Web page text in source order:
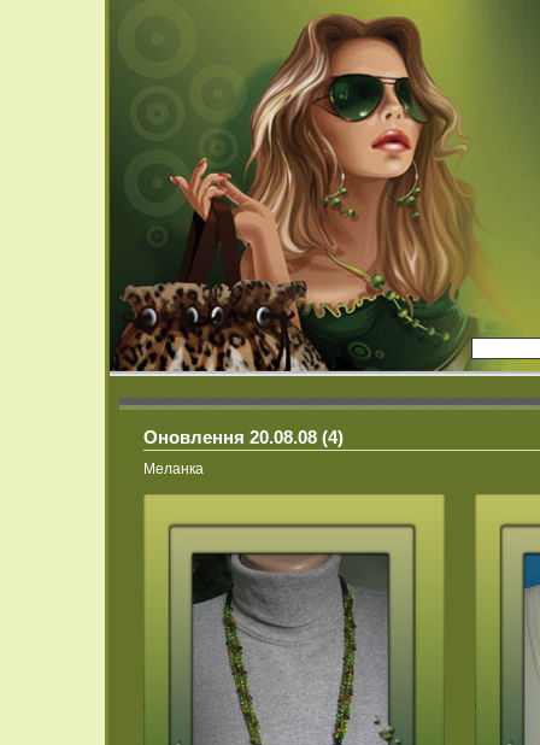
Оновлення 20.08.08 (4)
Меланка